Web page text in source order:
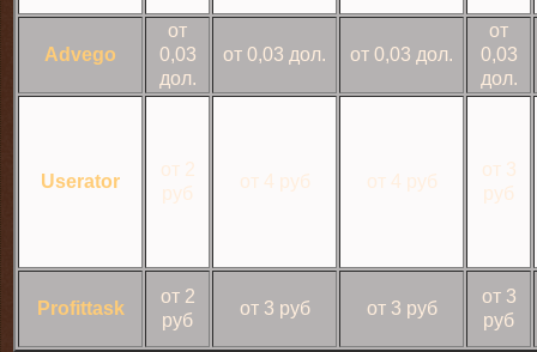
Advego
от
0,03
дол.
от 0,03 дол. от 0,03 дол.
от
0,03
дол.
Userator
от 2
руб
от 4 руб от 4 руб
от 3
руб
Profittask
от 2
руб
от 3 руб от 3 руб
от 3
руб